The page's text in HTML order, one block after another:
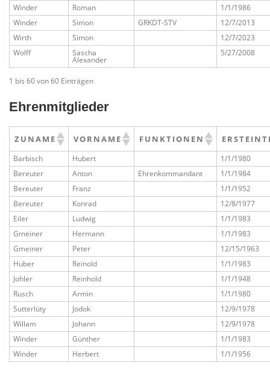
Winder
Roman
1/1/1986
Winder
Simon GRKDT-STV
12/7/2013
Wirth
Simon
12/7/2023
Wolff
Sascha
Alexander
5/27/2008
1 bis 60 von 60 Einträgen
Ehrenmitglieder
ZUNAME VORNAME FUNKTIONEN
Barbisch Hubert
1/1/1980
Bereuter
Anton Ehrenkommandant
1/1/1984
Bereuter
Franz
1/1/1952
Bereuter
Konrad
12/8/1977
Eiler
Ludwig
1/1/1983
Gmeiner
Hermann
1/1/1983
Gmeiner
Peter
12/15/1963
Huber
Reinold
1/1/1983
Johler
Reinhold
1/1/1948
Rusch
Armin
1/1/1980
Sutterlüty
Jodok
12/9/1978
Willam
Johann
12/9/1978
Winder
Günther
1/1/1983
Winder
Herbert 1/1/1956